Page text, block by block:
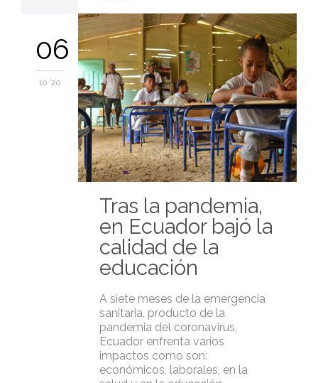
06
10 '20
Tras la pandemia,
en Ecuador bajó la
calidad de la
educación
A siete meses de la emergencia
sanitaria, producto de la
pandemia del coronavirus,
Ecuador enfrenta varios
impactos como son:
económicos, laborales, en la